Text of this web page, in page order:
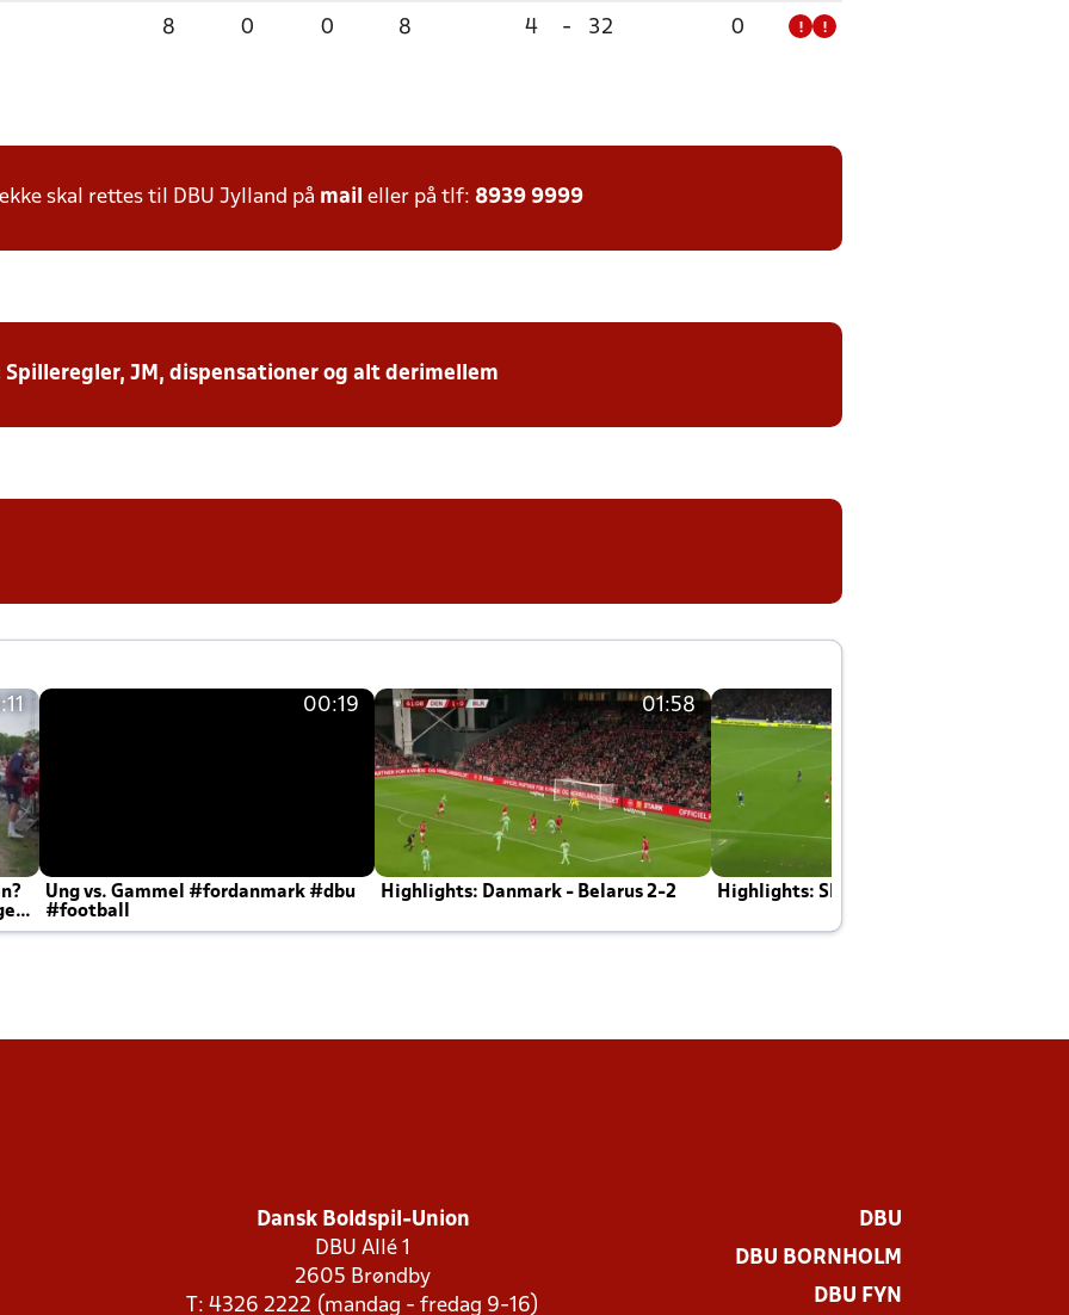
8 0 0 8 4 - 32 0 ! !
skal rettes til DBU Jylland på mail eller på tlf: 8939 9999
JM, dispensationer og alt derimellem
00:19
Ung vs. Gammel #fordanmark #dbu
#football
01:58
Highlights: Danmark - Belarus 2-2 Highlights: Skotland - Danmark 4-2
Dansk Boldspil-Union
DBU Allé 1
2605 Brøndby
T: 4326 2222 (mandag - fredag 9-16)
DBU
DBU BORNHOLM
DBU FYN